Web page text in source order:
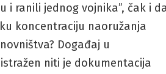
i ranili jednog vojnika”, čak i
koncentraciju naoružanja
Događaj u
niti je dokumentacija